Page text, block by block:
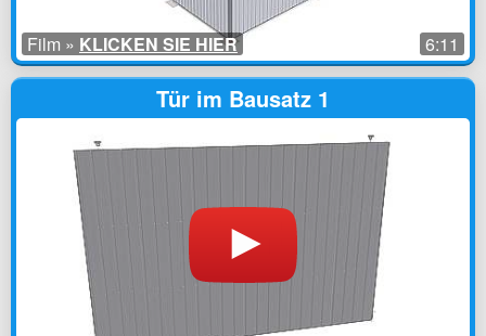
6:11
Film » KLICKEN SIE HIER
Tür im Bausatz 1